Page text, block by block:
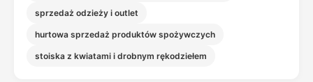
sprzedaż odzieży i outlet
hurtowa sprzedaż produktów spożywczych
stoiska z kwiatami i drobnym rękodziełem